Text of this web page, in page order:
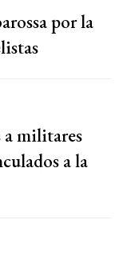
por la
a militares
a la